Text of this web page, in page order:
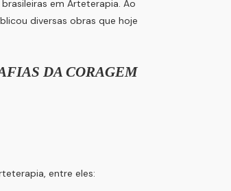
em Arteterapia. Ao
diversas obras que hoje
DA CORAGEM
entre eles: